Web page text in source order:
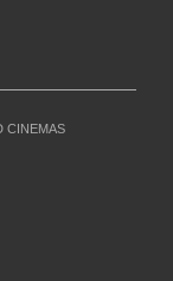
CINEMAS